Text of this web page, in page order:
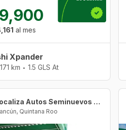
al mes
Xpander
km • 1.5 GLS At
Localiza Autos Seminuevos Cancún Urban Center
, Quintana Roo